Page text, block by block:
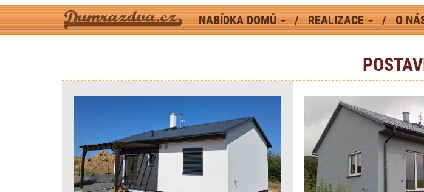
NABÍDKA DOMŮ REALIZACE O